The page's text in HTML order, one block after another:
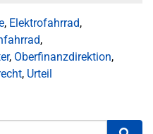
, Elektrofahrrad,
,
, Oberfinanzdirektion,
, Urteil